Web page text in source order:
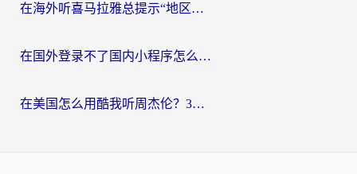
在海外听喜马拉雅总提示“地区限制”？3步轻松解除+听国内音乐全攻略
在国外登录不了国内小程序怎么办？选对回国加速器，轻松解锁国内资源
在美国怎么用酷我听周杰伦？3步搞定海外听歌难题